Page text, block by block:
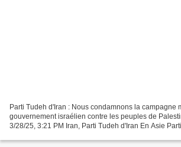
Parti Tudeh d'Iran : Nous condamnons la campagne
gouvernement israélien contre les peuples de
3/28/25, 3:21 PM Iran, Parti Tudeh d'Iran En Asie